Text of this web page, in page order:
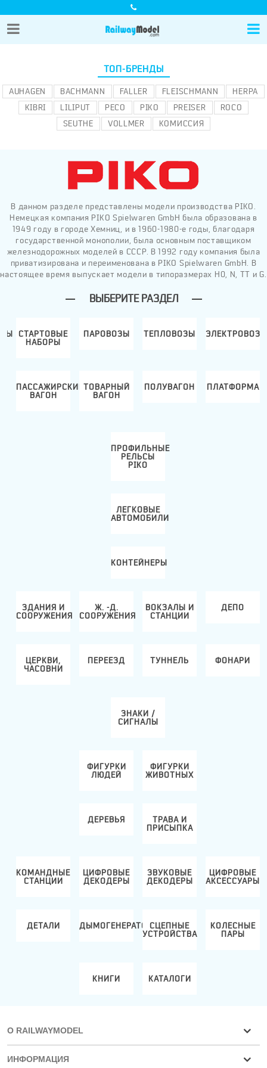
ТОП-БРЕНДЫ
AUHAGEN BACHMANN FALLER FLEISCHMANN
HERPA
KIBRI
LILIPUT PECO PIKO PREISER
ROCO
SEUTHE
VOLLMER КОМИССИЯ
В данном разделе представлены модели производства PIKO.
Немецкая компания PIKO Spielwaren GmbH была образована в
1949 году в городе Хемниц, и в 1960-1980-е годы, благодаря
государственной монополии, была основным поставщиком
железнодорожных моделей в СССР. В 1992 году компания была
приватизирована и переименована в PIKO Spielwaren GmbH. В
настоящее время выпускает модели в типоразмерах H0, N, ТТ и G.
ВЫБЕРИТЕ РАЗДЕЛ
СТАРТОВЫЕ
НАБОРЫ
ПАРОВОЗЫ ТЕПЛОВОЗЫ ЭЛЕКТРОВОЗЫ
ПАССАЖИРСКИЙ
ВАГОН
ТОВАРНЫЙ
ВАГОН
ПОЛУВАГОН ПЛАТФОРМА
ПРОФИЛЬНЫЕ
РЕЛЬСЫ
PIKO
ЛЕГКОВЫЕ
АВТОМОБИЛИ
КОНТЕЙНЕРЫ
ЗДАНИЯ И
СООРУЖЕНИЯ
Ж. -Д.
СООРУЖЕНИЯ
ВОКЗАЛЫ И
СТАНЦИИ
ДЕПО
ЦЕРКВИ,
ЧАСОВНИ
ПЕРЕЕЗД ТУННЕЛЬ ФОНАРИ
ЗНАКИ /
СИГНАЛЫ
ФИГУРКИ
ЛЮДЕЙ
ФИГУРКИ
ЖИВОТНЫХ
ДЕРЕВЬЯ
ТРАВА И
ПРИСЫПКА
КОМАНДНЫЕ
СТАНЦИИ
ЦИФРОВЫЕ
ДЕКОДЕРЫ
ЗВУКОВЫЕ
ДЕКОДЕРЫ
ЦИФРОВЫЕ
АКСЕССУАРЫ
ДЕТАЛИ ДЫМОГЕНЕРАТОРЫСЦЕПНЫЕ
УСТРОЙСТВА
КОЛЕСНЫЕ
ПАРЫ
КНИГИ КАТАЛОГИ
О RAILWAYMODEL
ИНФОРМАЦИЯ